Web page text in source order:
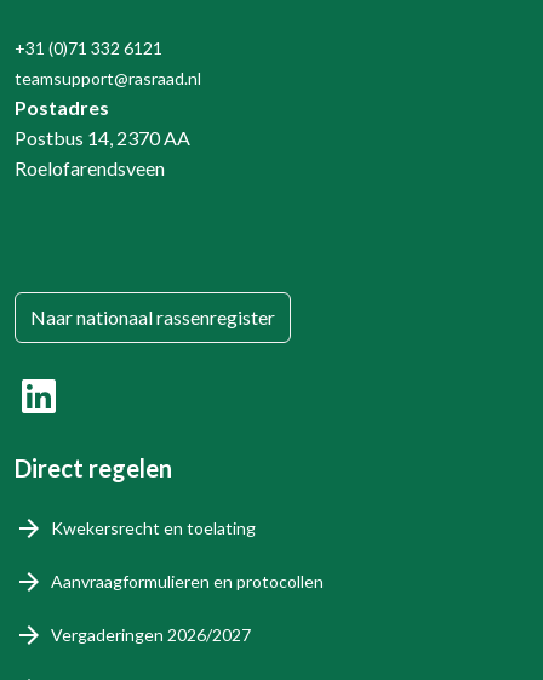
+31 (0)71 332 6121
teamsupport@rasraad.nl
Postadres
Postbus 14, 2370 AA
Roelofarendsveen
Naar nationaal rassenregister
Direct regelen
Kwekersrecht en toelating
Aanvraagformulieren en protocollen
Vergaderingen 2026/2027